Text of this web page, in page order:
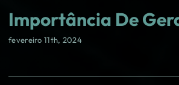
Importância De
fevereiro 11th, 2024